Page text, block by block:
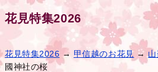
花見特集2026
花見特集2026 → 甲信越のお花見 →
國神社の桜